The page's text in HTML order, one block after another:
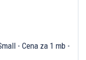
- Cena za 1 mb -